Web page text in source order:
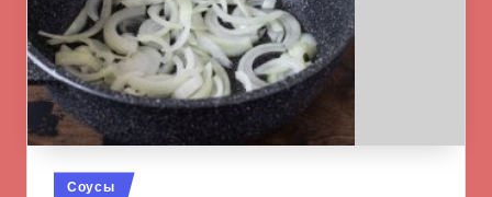
Опубликовано
Соусы